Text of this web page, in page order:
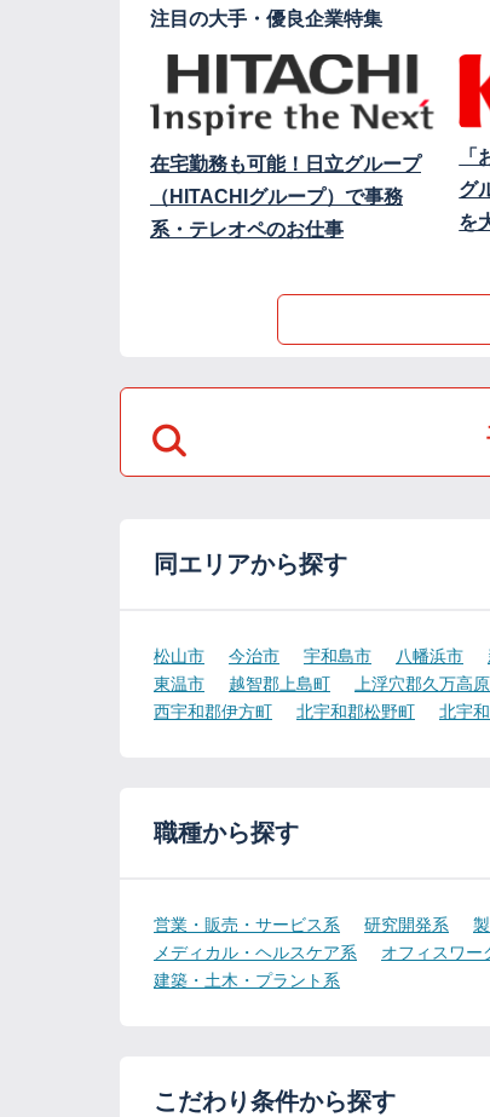
注目の大手・優良企業特集
在宅勤務も可能！日立グループ
（HITACHIグループ）で事務
系・テレオペのお仕事
グ
を
同エリアから探す
松山市 今治市 宇和島市 八幡浜市
東温市
越智郡上島町 上浮穴郡久万高
西宇和郡伊方町
北宇和郡松野町 北宇
職種から探す
営業・販売・サービス系 研究開発系
メディカル・ヘルスケア系
オフィスワー
建築・土木・プラント系
こだわり条件から探す